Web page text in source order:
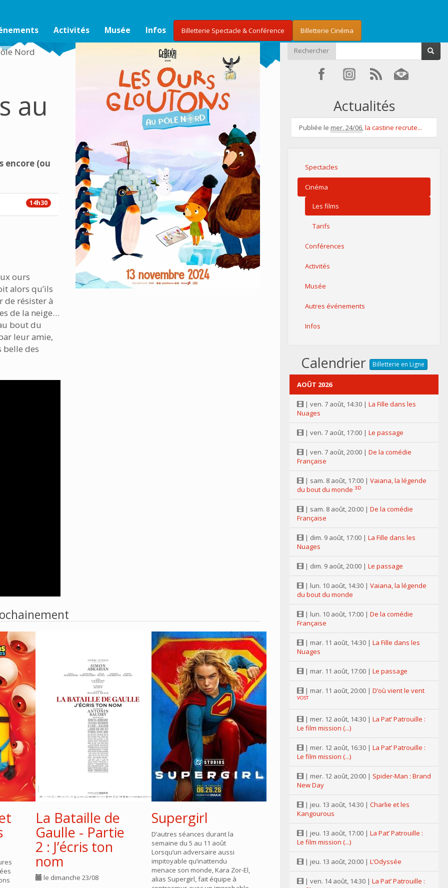
Activités Musée Infos Billetterie Spectacle & Conférence Billetterie Cinéma
Nord
au
encore (ou
14h30
ours
alors qu’ils
de résister à
de la neige…
bout du
leur amie,
belle des
La Bataille de
Gaulle - Partie
2 : J’écris ton
nom
le dimanche 23/08
Supergirl
D’autres séances durant la
semaine du 5 au 11 août
Lorsqu’un adversaire aussi
impitoyable qu’inattendu
menace son monde, Kara Zor-El,
alias Supergirl, fait équipe à
Rechercher
Actualités
Publiée le mer. 24/06,la castine recrute...
Spectacles
Cinéma
Les films
Tarifs
Conférences
Activités
Musée
Autres événements
Infos
Calendrier Billetterie en Ligne
AOÛT 2026
| ven. 7 août, 14:30 | La Fille dans les
Nuages
| ven. 7 août, 17:00 | Le passage
| ven. 7 août, 20:00 | De la comédie
Française
| sam. 8 août, 17:00 | Vaiana, la légende
du bout du monde 3D
| sam. 8 août, 20:00 | De la comédie
Française
| dim. 9 août, 17:00 | La Fille dans les
Nuages
| dim. 9 août, 20:00 | Le passage
| lun. 10 août, 14:30 | Vaiana, la légende
du bout du monde
| lun. 10 août, 17:00 | De la comédie
Française
| mar. 11 août, 14:30 | La Fille dans les
Nuages
| mar. 11 août, 17:00 | Le passage
| mar. 11 août, 20:00 | D’où vient le vent
VOST
| mer. 12 août, 14:30 | La Pat’ Patrouille :
Le film mission (...)
| mer. 12 août, 16:30 | La Pat’ Patrouille :
Le film mission (...)
| mer. 12 août, 20:00 | Spider-Man : Brand
New Day
| jeu. 13 août, 14:30 | Charlie et les
Kangourous
| jeu. 13 août, 17:00 | La Pat’ Patrouille :
Le film mission (...)
| jeu. 13 août, 20:00 | L’Odyssée
| ven. 14 août, 14:30 | La Pat’ Patrouille :